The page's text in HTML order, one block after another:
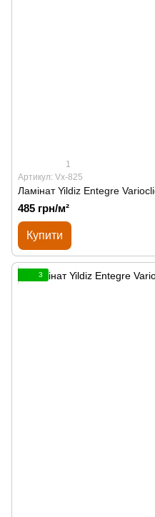
1
Артикул: Vx-825
Ламінат Yildiz Entegre
485 грн/м²
Купити
3